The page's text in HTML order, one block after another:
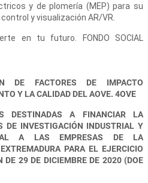
y de plomería (MEP) para su
y visualización AR/VR.
en tu futuro. FONDO SOCIAL
DE FACTORES DE IMPACTO
Y LA CALIDAD DEL AOVE. 4OVE
DESTINADAS A FINANCIAR LA
DE INVESTIGACIÓN INDUSTRIAL Y
A LAS EMPRESAS DE LA
PARA EL EJERCICIO
DE 29 DE DICIEMBRE DE 2020 (DOE